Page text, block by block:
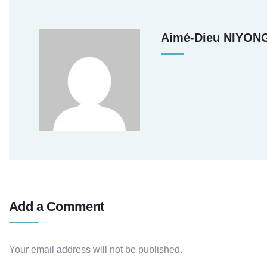
Aimé-Dieu
Add a Comment
Your email address will not be published.